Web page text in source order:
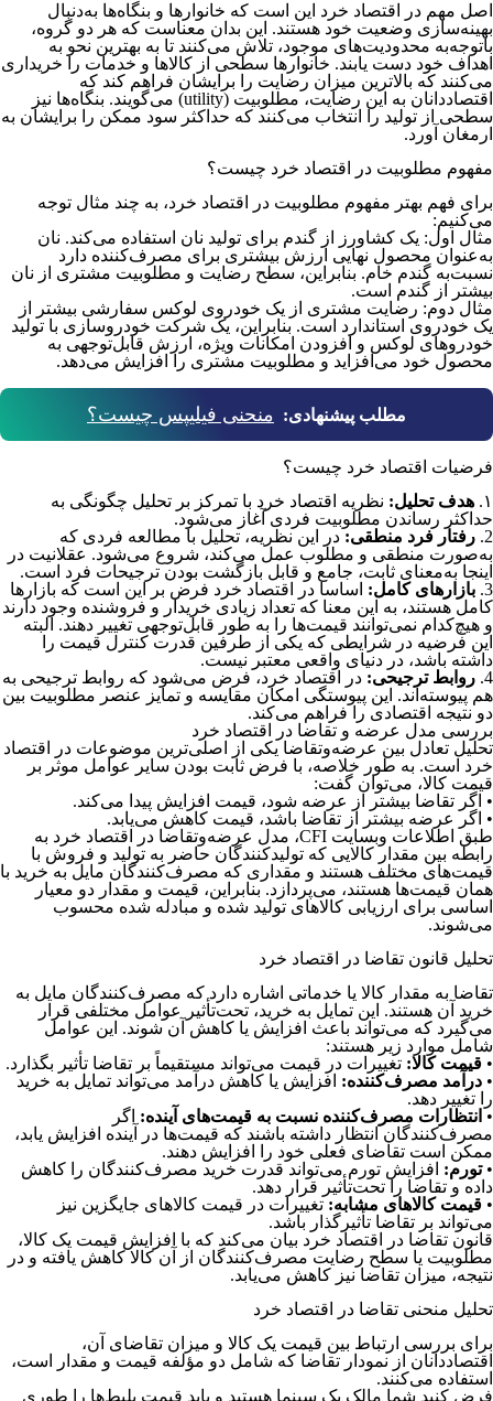
اصل مهم در اقتصاد خرد این است که خانوارها و بنگاه‌ها به‌دنبال
بهینه‌سازی وضعیت خود هستند. این بدان معناست که هر دو گروه،
با‌توجه‌به محدودیت‌های موجود، تلاش می‌کنند تا به بهترین نحو به
اهداف خود دست یابند. خانوارها سطحی از کالاها و خدمات را خریداری
می‌کنند که بالاترین میزان رضایت را برایشان فراهم کند که
اقتصاددانان به این رضایت، مطلوبیت (utility) می‌گویند. بنگاه‌ها نیز
سطحی از تولید را انتخاب می‌کنند که حداکثر سود ممکن را برایشان به
ارمغان آورد.
مفهوم مطلوبیت در اقتصاد خرد چیست؟
برای فهم بهتر مفهوم مطلوبیت در اقتصاد خرد، به چند مثال توجه
می‌کنیم:
مثال اول: یک کشاورز از گندم برای تولید نان استفاده می‌کند. نان
به‌عنوان محصول نهایی ارزش بیشتری برای مصرف‌کننده دارد
نسبت‌به گندم خام. بنابراین، سطح رضایت و مطلوبیت مشتری از نان
بیشتر از گندم است.
مثال دوم: رضایت مشتری از یک خودروی لوکس سفارشی بیشتر از
یک خودروی استاندارد است. بنابراین، یک شرکت خودروسازی با تولید
خودروهای لوکس و افزودن امکانات ویژه، ارزش قابل‌توجهی به
محصول خود می‌افزاید و مطلوبیت مشتری را افزایش می‌دهد.
مطلب پیشنهادی: منحنی فیلیپس چیست؟
فرضیات اقتصاد خرد چیست؟
۱. هدف تحلیل: نظریه اقتصاد خرد با تمرکز بر تحلیل چگونگی به
حداکثر رساندن مطلوبیت فردی آغاز می‌شود.
2. رفتار فرد منطقی: در این نظریه، تحلیل با مطالعه فردی که
به‌صورت منطقی و مطلوب عمل می‌کند، شروع می‌شود. عقلانیت در
اینجا به‌معنای ثابت، جامع و قابل بازگشت بودن ترجیحات فرد است.
3. بازارهای کامل: اساسا در اقتصاد خرد فرض بر این است که بازارها
کامل هستند، به این معنا که تعداد زیادی خریدار و فروشنده وجود دارند
و هیچ‌کدام نمی‌توانند قیمت‌ها را به طور قابل‌توجهی تغییر دهند. البته
این فرضیه در شرایطی که یکی از طرفین قدرت کنترل قیمت را
داشته باشد، در دنیای واقعی معتبر نیست.
4. روابط ترجیحی: در اقتصاد خرد، فرض می‌شود که روابط ترجیحی به
هم پیوسته‌اند. این پیوستگی امکان مقایسه و تمایز عنصر مطلوبیت بین
دو نتیجه اقتصادی را فراهم می‌کند.
بررسی مدل عرضه و تقاضا در اقتصاد خرد
تحلیل تعادل بین عرضه‌و‌تقاضا یکی از اصلی‌ترین موضوعات در اقتصاد
خرد است. به طور خلاصه، با فرض ثابت بودن سایر عوامل موثر بر
قیمت کالا، می‌توان گفت:
• اگر تقاضا بیشتر از عرضه شود، قیمت افزایش پیدا می‌کند.
• اگر عرضه بیشتر از تقاضا باشد، قیمت کاهش می‌یابد.
طبق اطلاعات وبسایت CFI، مدل عرضه‌و‌تقاضا در اقتصاد خرد به
رابطه بین مقدار کالایی که تولیدکنندگان حاضر به تولید و فروش با
قیمت‌های مختلف هستند و مقداری که مصرف‌کنندگان مایل به خرید با
همان قیمت‌ها هستند، می‌پردازد. بنابراین، قیمت و مقدار دو معیار
اساسی برای ارزیابی کالاهای تولید شده و مبادله شده محسوب
می‌شوند.
تحلیل قانون تقاضا در اقتصاد خرد
تقاضا به مقدار کالا یا خدماتی اشاره دارد که مصرف‌کنندگان مایل به
خرید آن هستند. این تمایل به خرید، تحت‌تأثیر عوامل مختلفی قرار
می‌گیرد که می‌تواند باعث افزایش یا کاهش آن شوند. این عوامل
شامل موارد زیر هستند:
• قیمت کالا: تغییرات در قیمت می‌تواند مستقیماً بر تقاضا تأثیر بگذارد.
• درآمد مصرف‌کننده: افزایش یا کاهش درآمد می‌تواند تمایل به خرید
را تغییر دهد.
• انتظارات مصرف‌کننده نسبت به قیمت‌های آینده: اگر
مصرف‌کنندگان انتظار داشته باشند که قیمت‌ها در آینده افزایش یابد،
ممکن است تقاضای فعلی خود را افزایش دهند.
•تورم: افزایش تورم می‌تواند قدرت خرید مصرف‌کنندگان را کاهش
داده و تقاضا را تحت‌تأثیر قرار دهد.
• قیمت کالاهای مشابه: تغییرات در قیمت کالاهای جایگزین نیز
می‌تواند بر تقاضا تأثیرگذار باشد.
قانون تقاضا در اقتصاد خرد بیان می‌کند که با افزایش قیمت یک کالا،
مطلوبیت یا سطح رضایت مصرف‌کنندگان از آن کالا کاهش یافته و در
نتیجه، میزان تقاضا نیز کاهش می‌یابد.
تحلیل منحنی تقاضا در اقتصاد خرد
برای بررسی ارتباط بین قیمت یک کالا و میزان تقاضای آن،
اقتصاددانان از نمودار تقاضا که شامل دو مؤلفه قیمت و مقدار است،
استفاده می‌کنند.
فرض کنید شما مالک یک سینما هستید و باید قیمت بلیط‌ها را طوری